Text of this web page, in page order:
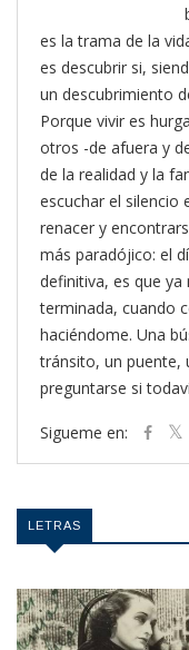
es la trama de la
es descubrir si,
un descubrimiento
Porque vivir es
otros -de afuera y
de la realidad y la
escuchar el silencio
renacer y
más paradójico: el
definitiva, es que
terminada, cuando
haciéndome. Una
tránsito, un puente,
preguntarse si
Sigueme en:
LETRAS